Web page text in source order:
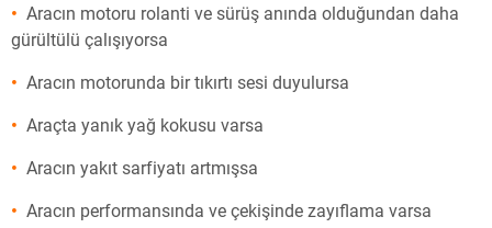
Aracın motoru rolanti ve sürüş anında olduğundan daha
gürültülü çalışıyorsa
Aracın motorunda bir tıkırtı sesi duyulursa
Araçta yanık yağ kokusu varsa
Aracın yakıt sarfiyatı artmışsa
Aracın performansında ve çekişinde zayıflama varsa